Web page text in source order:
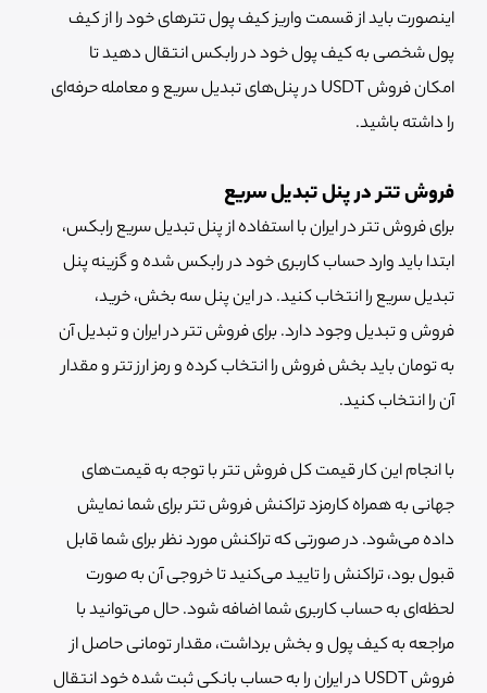
اینصورت باید از قسمت واریز کیف پول تترهای خود را از کیف
پول شخصی به کیف پول خود در رابکس انتقال دهید تا
امکان فروش USDT در پنل‌های تبدیل سریع و معامله حرفه‌ای
را داشته باشید.
فروش تتر در پنل تبدیل سریع
برای فروش تتر در ایران با استفاده از پنل تبدیل سریع رابکس،
ابتدا باید وارد حساب کاربری خود در رابکس شده و گزینه پنل
تبدیل سریع را انتخاب کنید. در این پنل سه بخش، خرید،
فروش و تبدیل وجود دارد. برای فروش تتر در ایران و تبدیل آن
به تومان باید بخش فروش را انتخاب کرده و رمز ارز تتر و مقدار
آن را انتخاب کنید.
با انجام این کار قیمت کل فروش تتر با توجه به قیمت‌های
جهانی به همراه کارمزد تراکنش فروش تتر برای شما نمایش
داده می‌شود. در صورتی که تراکنش مورد نظر برای شما قابل
قبول بود، تراکنش را تایید می‌کنید تا خروجی آن به صورت
لحظه‌ای به حساب کاربری شما اضافه شود. حال می‌توانید با
مراجعه به کیف پول و بخش برداشت، مقدار تومانی حاصل از
فروش USDT در ایران را به حساب بانکی ثبت شده خود انتقال